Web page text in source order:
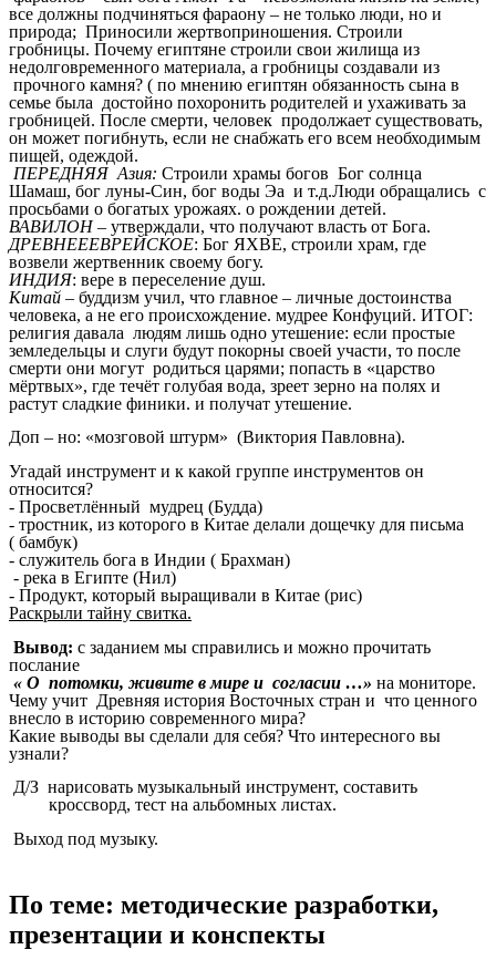
все должны подчиняться фараону – не только люди, но и
природа; Приносили жертвоприношения. Строили
гробницы. Почему египтяне строили свои жилища из
недолговременного материала, а гробницы создавали из
прочного камня? ( по мнению египтян обязанность сына в
семье была достойно похоронить родителей и ухаживать за
гробницей. После смерти, человек продолжает существовать,
он может погибнуть, если не снабжать его всем необходимым
пищей, одеждой.
ПЕРЕДНЯЯ Азия: Строили храмы богов Бог солнца
Шамаш, бог луны-Син, бог воды Эа и т.д.Люди обращались с
просьбами о богатых урожаях. о рождении детей.
ВАВИЛОН– утверждали, что получают власть от Бога.
ДРЕВНЕЕЕВРЕЙСКОЕ: Бог ЯХВЕ, строили храм, где
возвели жертвенник своему богу.
ИНДИЯ: вере в переселение душ.
Китай – буддизм учил, что главное – личные достоинства
человека, а не его происхождение. мудрее Конфуций. ИТОГ:
религия давала людям лишь одно утешение: если простые
земледельцы и слуги будут покорны своей участи, то после
смерти они могут родиться царями; попасть в «царство
мёртвых», где течёт голубая вода, зреет зерно на полях и
растут сладкие финики. и получат утешение.
Доп – но: «мозговой штурм» (Виктория Павловна).
Угадай инструмент и к какой группе инструментов он
относится?
- Просветлённый мудрец (Будда)
- тростник, из которого в Китае делали дощечку для письма
( бамбук)
- служитель бога в Индии ( Брахман)
- река в Египте (Нил)
- Продукт, который выращивали в Китае (рис)
Раскрыли тайну свитка.
Вывод: с заданием мы справились и можно прочитать
послание
« О потомки, живите в мире и согласии …» на мониторе.
Чему учит Древняя история Восточных стран и что ценного
внесло в историю современного мира?
Какие выводы вы сделали для себя? Что интересного вы
узнали?
Д/З нарисовать музыкальный инструмент, составить
кроссворд, тест на альбомных листах.
Выход под музыку.
По теме: методические разработки,
презентации и конспекты